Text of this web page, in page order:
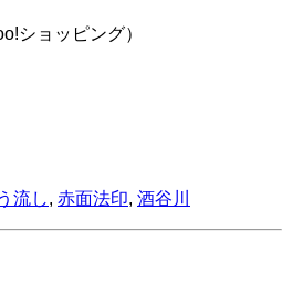
ショッピング）
流し, 赤面法印, 酒谷川